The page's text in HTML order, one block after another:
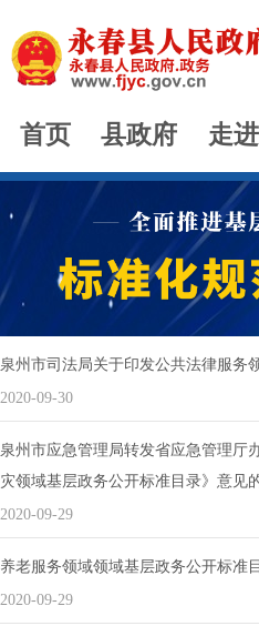
首页 县政府 走
2020-09-30
泉州市司法局关于印发公共法律服务
2020-09-29
泉州市应急管理局转发省应急管理厅
灾领域基层政务公开标准目录》意见
2020-09-29
养老服务领域领域基层政务公开标准